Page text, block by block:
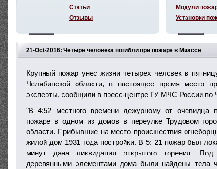
21-Oct-2016: Четыре человека погибли при пожаре в Миассе
Крупный пожар унес жизни четырех человек в
Челябинской области, в настоящее время место
эксперты, сообщили в пресс-центре ГУ МЧС России по
"В 4:52 местного времени дежурному от очевидца
пожаре в одном из домов в переулке Трудовом
области. Прибывшие на место происшествия
жилой дом 1931 года постройки. В 5: 21 пожар был
минут дана ликвидация открытого горения.
деревянными элементами дома были найдены тела
Статьи
Отзывы
Модули
Установки